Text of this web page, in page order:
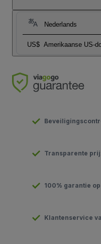
Nederlands
US$ Amerikaanse US-
Transparente
100% garantie
Klantenservice